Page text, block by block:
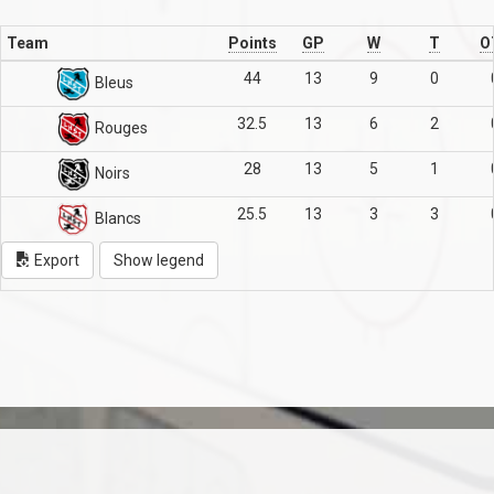
Team Points GP W T
Bleus 44 13 9 0
Rouges 32.5 13 6 2
Noirs 28 13 5 1
Blancs 25.5 13 3 3
Export Show legend